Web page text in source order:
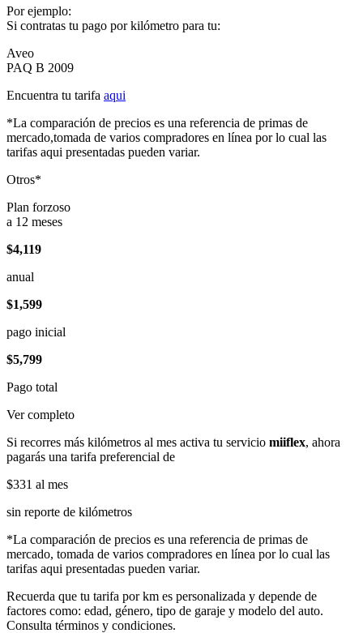
Por ejemplo:
Si contratas tu pago por kilómetro para tu:
Aveo
PAQ B 2009
Encuentra tu tarifa aqui
*La comparación de precios es una referencia de primas de
mercado,tomada de varios compradores en línea por lo cual las
tarifas aqui presentadas pueden variar.
Otros*
Plan forzoso
a 12 meses
$4,119
anual
$1,599
pago inicial
$5,799
Pago total
Ver completo
Si recorres más kilómetros al mes activa tu servicio miiflex, ahora
pagarás una tarifa preferencial de
$331 al mes
sin reporte de kilómetros
*La comparación de precios es una referencia de primas de
mercado, tomada de varios compradores en línea por lo cual las
tarifas aqui presentadas pueden variar.
Recuerda que tu tarifa por km es personalizada y depende de
factores como: edad, género, tipo de garaje y modelo del auto.
Consulta términos y condiciones.